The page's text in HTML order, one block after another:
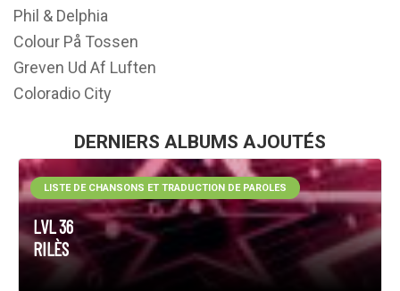
Phil & Delphia
Colour På Tossen
Greven Ud Af Luften
Coloradio City
DERNIERS ALBUMS AJOUTÉS
LVL 36
RILÈS
LISTE DE CHANSONS ET TRADUCTION DE PAROLES